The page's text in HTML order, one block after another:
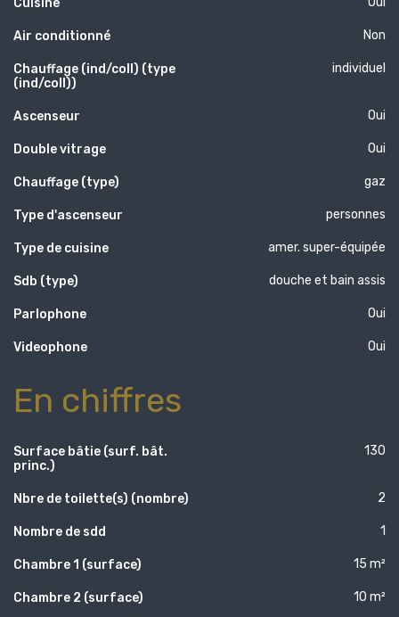
Cuisine
Air conditionné Non
Chauffage (ind/coll) (type
(ind/coll))
individuel
Ascenseur Oui
Double vitrage Oui
Chauffage (type) gaz
Type d'ascenseur personnes
Type de cuisine amer. super-équipée
Sdb (type) douche et bain assis
Parlophone Oui
Videophone Oui
En chiffres
Surface bâtie (surf. bât.
princ.)
130
Nbre de toilette(s) (nombre) 2
Nombre de sdd 1
Chambre 1 (surface) 15 m²
Chambre 2 (surface) 10 m²